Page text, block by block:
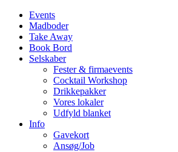
Events
Madboder
Take Away
Book Bord
Selskaber
Fester & firmaevents
Cocktail Workshop
Drikkepakker
Vores lokaler
Udfyld blanket
Info
Gavekort
Ansøg/Job